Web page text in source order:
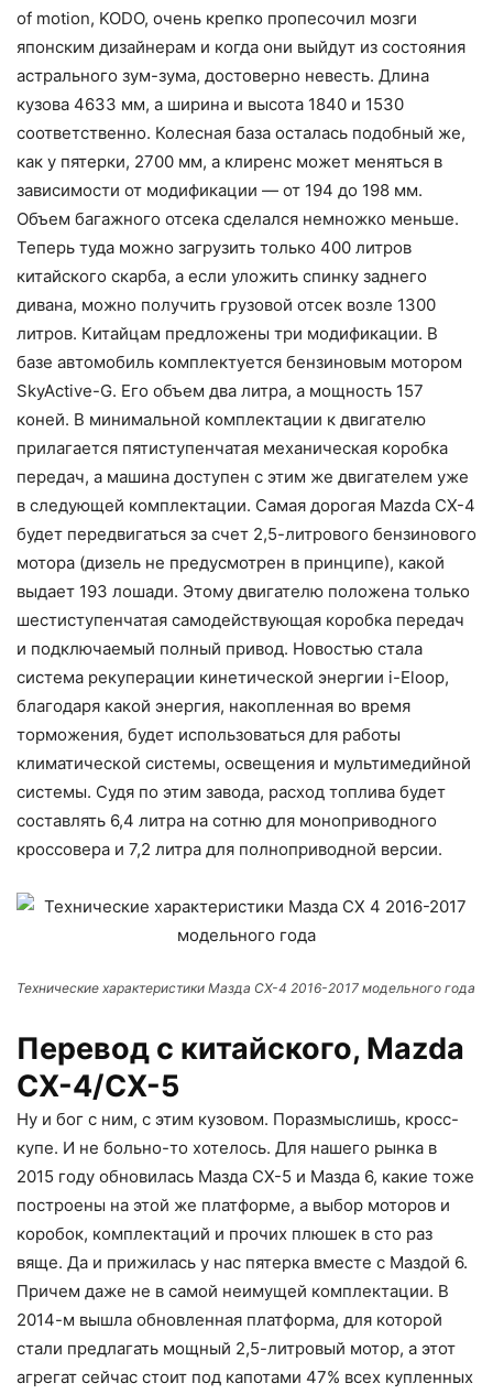
of motion, KODO, очень крепко пропесочил мозги
японским дизайнерам и когда они выйдут из состояния
астрального зум-зума, достоверно невесть. Длина
кузова 4633 мм, а ширина и высота 1840 и 1530
соответственно. Колесная база осталась подобный же,
как у пятерки, 2700 мм, а клиренс может меняться в
зависимости от модификации — от 194 до 198 мм.
Объем багажного отсека сделался немножко меньше.
Теперь туда можно загрузить только 400 литров
китайского скарба, а если уложить спинку заднего
дивана, можно получить грузовой отсек возле 1300
литров. Китайцам предложены три модификации. В
базе автомобиль комплектуется бензиновым мотором
SkyActive-G. Его объем два литра, а мощность 157
коней. В минимальной комплектации к двигателю
прилагается пятиступенчатая механическая коробка
передач, а машина доступен с этим же двигателем уже
в следующей комплектации. Самая дорогая Mazda CX-4
будет передвигаться за счет 2,5-литрового бензинового
мотора (дизель не предусмотрен в принципе), какой
выдает 193 лошади. Этому двигателю положена только
шестиступенчатая самодействующая коробка передач
и подключаемый полный привод. Новостью стала
система рекуперации кинетической энергии i-Eloop,
благодаря какой энергия, накопленная во время
торможения, будет использоваться для работы
климатической системы, освещения и мультимедийной
системы. Судя по этим завода, расход топлива будет
составлять 6,4 литра на сотню для моноприводного
кроссовера и 7,2 литра для полноприводной версии.
Технические характеристики Мазда СХ-4 2016-2017 модельного года
Перевод с китайского, Mazda
CX-4/СХ-5
Ну и бог с ним, с этим кузовом. Поразмыслишь, кросс-
купе. И не больно-то хотелось. Для нашего рынка в
2015 году обновилась Мазда СХ-5 и Мазда 6, какие тоже
построены на этой же платформе, а выбор моторов и
коробок, комплектаций и прочих плюшек в сто раз
вяще. Да и прижилась у нас пятерка вместе с Маздой 6.
Причем даже не в самой неимущей комплектации. В
2014-м вышла обновленная платформа, для которой
стали предлагать мощный 2,5-литровый мотор, а этот
агрегат сейчас стоит под капотами 47% всех купленных